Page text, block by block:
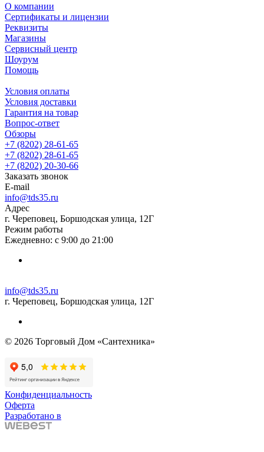
О компании
Сертификаты и лицензии
Реквизиты
Магазины
Сервисный центр
Шоурум
Помощь
Условия оплаты
Условия доставки
Гарантия на товар
Вопрос-ответ
Обзоры
+7 (8202) 28‑61-65
+7 (8202) 28‑61-65
+7 (8202) 20‑30-66
Заказать звонок
E-mail
info@tds35.ru
Адрес
г. Череповец, Боршодская улица, 12Г
Режим работы
Ежедневно: с 9:00 до 21:00
info@tds35.ru
г. Череповец, Боршодская улица, 12Г
© 2026 Торговый Дом «Сантехника»
Конфиденциальность
Оферта
Разработано в